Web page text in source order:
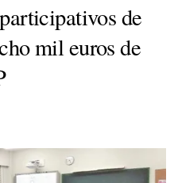
de
mil euros de